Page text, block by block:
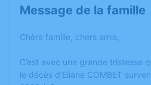
Message de la famille
Chère famille, chers amis,
C’est avec une grande tristesse
le décès d’Eliane COMBET